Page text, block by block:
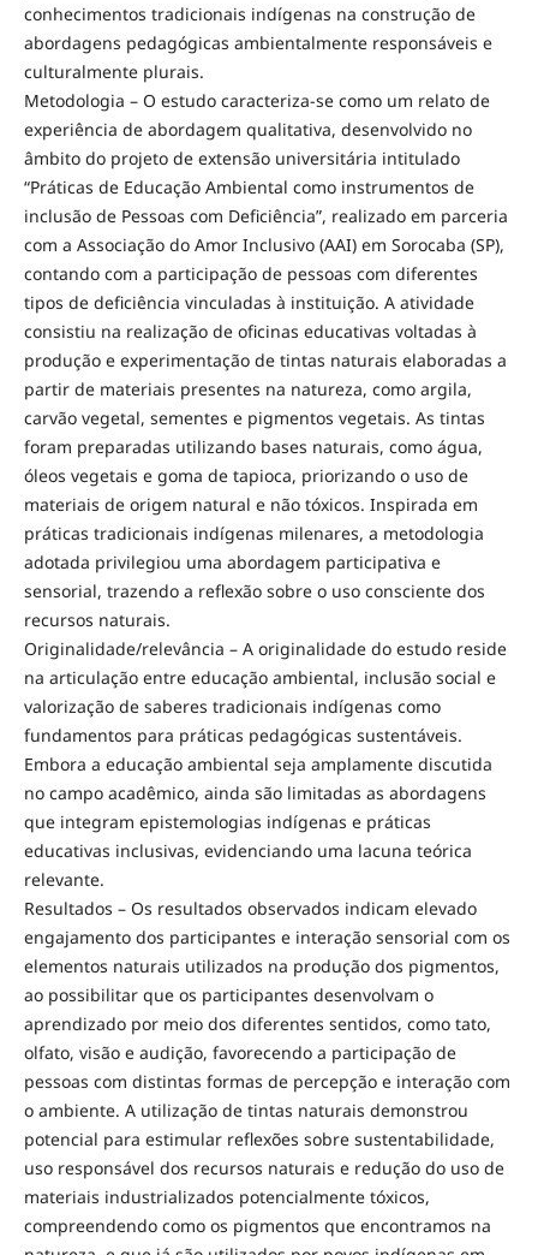
conhecimentos tradicionais indígenas na construção de
abordagens pedagógicas ambientalmente responsáveis e
culturalmente plurais.
Metodologia – O estudo caracteriza-se como um relato de
experiência de abordagem qualitativa, desenvolvido no
âmbito do projeto de extensão universitária intitulado
“Práticas de Educação Ambiental como instrumentos de
inclusão de Pessoas com Deficiência”, realizado em parceria
com a Associação do Amor Inclusivo (AAI) em Sorocaba (SP),
contando com a participação de pessoas com diferentes
tipos de deficiência vinculadas à instituição. A atividade
consistiu na realização de oficinas educativas voltadas à
produção e experimentação de tintas naturais elaboradas a
partir de materiais presentes na natureza, como argila,
carvão vegetal, sementes e pigmentos vegetais. As tintas
foram preparadas utilizando bases naturais, como água,
óleos vegetais e goma de tapioca, priorizando o uso de
materiais de origem natural e não tóxicos. Inspirada em
práticas tradicionais indígenas milenares, a metodologia
adotada privilegiou uma abordagem participativa e
sensorial, trazendo a reflexão sobre o uso consciente dos
recursos naturais.
Originalidade/relevância – A originalidade do estudo reside
na articulação entre educação ambiental, inclusão social e
valorização de saberes tradicionais indígenas como
fundamentos para práticas pedagógicas sustentáveis.
Embora a educação ambiental seja amplamente discutida
no campo acadêmico, ainda são limitadas as abordagens
que integram epistemologias indígenas e práticas
educativas inclusivas, evidenciando uma lacuna teórica
relevante.
Resultados – Os resultados observados indicam elevado
engajamento dos participantes e interação sensorial com os
elementos naturais utilizados na produção dos pigmentos,
ao possibilitar que os participantes desenvolvam o
aprendizado por meio dos diferentes sentidos, como tato,
olfato, visão e audição, favorecendo a participação de
pessoas com distintas formas de percepção e interação com
o ambiente. A utilização de tintas naturais demonstrou
potencial para estimular reflexões sobre sustentabilidade,
uso responsável dos recursos naturais e redução do uso de
materiais industrializados potencialmente tóxicos,
compreendendo como os pigmentos que encontramos na